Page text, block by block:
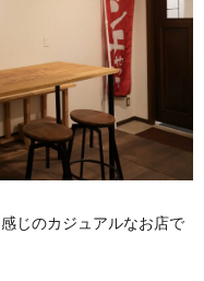
じのカジュアルなお店で